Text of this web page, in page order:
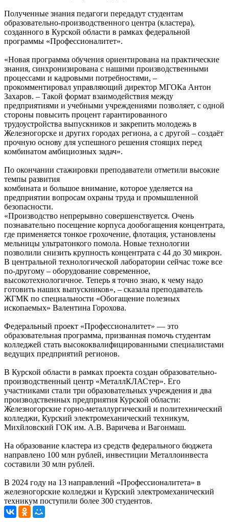
Полученные знания педагоги передадут студентам
образовательно-производственного центра (кластера),
созданного в Курской области в рамках федеральной
программы «Профессионалитет».
«Новая программа обучения ориентирована на практические
знания, синхронизирована с нашими производственными
процессами и кадровыми потребностями, –
прокомментировал управляющий директор МГОКа Антон
Захаров. – Такой формат взаимодействия между
предприятиями и учебными учреждениями позволяет, с одной
стороны повысить процент гарантированного
трудоустройства выпускников и закрепить молодежь в
Железногорске и других городах региона, а с другой – создаёт
прочную основу для успешного решения стоящих перед
комбинатом амбициозных задач».
По окончании стажировки преподаватели отметили высокие
темпы развития
комбината и большое внимание, которое уделяется на
предприятии вопросам охраны труда и промышленной
безопасности.
«Производство непрерывно совершенствуется. Очень
познавательно посещение корпуса дообогащения концентрата,
где применяется тонкое грохочение, флотация, установлены
мельницы ультратонкого помола. Новые технологии
позволили снизить крупность концентрата с 44 до 30 микрон.
В центральной технологической лаборатории сейчас тоже все
по-другому – оборудование современное,
высокотехнологичное. Теперь я точно знаю, к чему надо
готовить наших выпускников», – сказала преподаватель
ЖГМК по специальности «Обогащение полезных
ископаемых» Валентина Горохова.
Федеральный проект «Профессионалитет» — это
образовательная программа, призванная помочь студентам
колледжей стать высококвалифицированными специалистами
ведущих предприятий регионов.
В Курской области в рамках проекта создан образовательно-
производственный центр «МеталлКЛАСтер». Его
участниками стали три образовательных учреждения и два
производственных предприятия Курской области:
Железногорские горно-металлургический и политехнический
колледжи, Курский электромеханический техникум,
Михйловский ГОК им. А.В. Варичева и Вагонмаш.
На образование кластера из средств федерального бюджета
направлено 100 млн рублей, инвестиции Металлоинвеста
составили 30 млн рублей.
В 2024 году на 13 направлений «Профессионалитета» в
железногорские колледжи и Курский электромеханический
техникум поступили более 300 студентов.